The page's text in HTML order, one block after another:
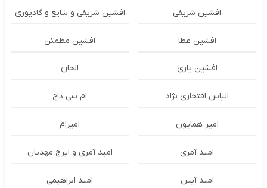
افشین شریفی افشین شریفی و شایع و گادپوری
افشین عطا افشین مطمئن
افشین یاری الجان
الیاس افتخاری نژاد ام سی داج
امير همايون اميرام
امید آمری امید آمری و ایرج مهدیان
امید آیین امید ابراهیمی